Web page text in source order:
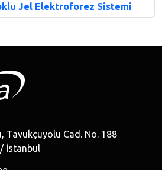
Jel Elektroforez Sistemi
Tavukçuyolu Cad. No. 188
İstanbul